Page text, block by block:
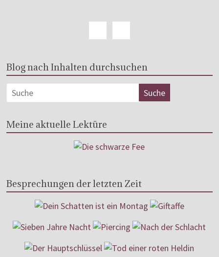
Blog nach Inhalten durchsuchen
Meine aktuelle Lektüre
Besprechungen der letzten Zeit